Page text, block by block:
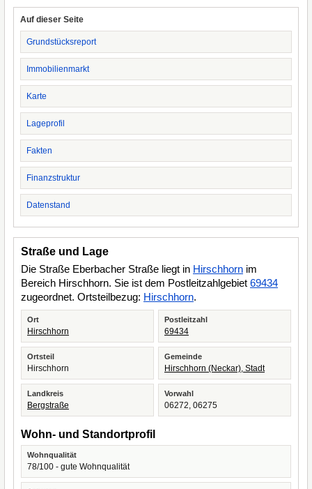
Auf dieser Seite
Grundstücksreport
Immobilienmarkt
Karte
Lageprofil
Fakten
Finanzstruktur
Datenstand
Straße und Lage
Die Straße Eberbacher Straße liegt in Hirschhorn im
Bereich Hirschhorn. Sie ist dem Postleitzahlgebiet 69434
zugeordnet. Ortsteilbezug: Hirschhorn.
Ort
Hirschhorn
Postleitzahl
69434
Ortsteil
Hirschhorn
Gemeinde
Hirschhorn (Neckar), Stadt
Landkreis
Bergstraße
Vorwahl
06272, 06275
Wohn- und Standortprofil
Wohnqualität
78/100 - gute Wohnqualität